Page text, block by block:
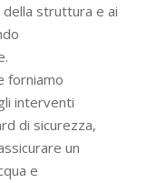
della struttura e ai
forniamo
interventi
di sicurezza,
un
e